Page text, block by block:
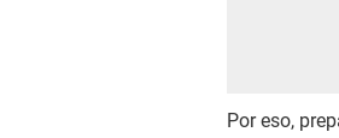
Por eso,